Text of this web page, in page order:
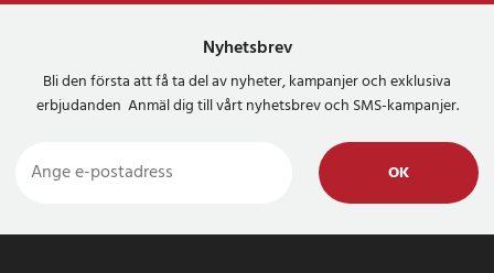
Nyhetsbrev
Bli den första att få ta del av nyheter, kampanjer och exklusiva
erbjudanden Anmäl dig till vårt nyhetsbrev och SMS-kampanjer.
OK